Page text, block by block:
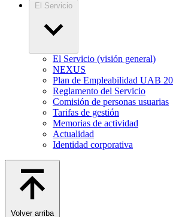
El Servicio
El Servicio (visión general)
NEXUS
Plan de Empleabilidad UAB
Reglamento del Servicio
Comisión de personas usuarias
Tarifas de gestión
Memorias de actividad
Actualidad
Identidad corporativa
Volver arriba